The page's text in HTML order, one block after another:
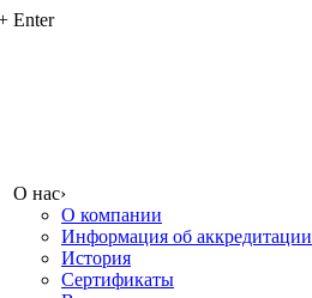
Enter
О нас›
О компании
Информация об аккредитации
История
Сертификаты